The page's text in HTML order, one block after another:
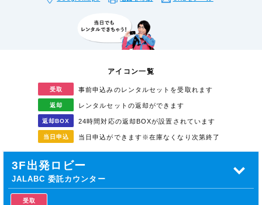
アイコン一覧
受取 事前申込みのレンタルセットを受取れます
返却 レンタルセットの返却ができます
返却BOX 24時間対応の返却BOXが設置されています
当日 申込 当日申込ができます※在庫なくなり次第終了
3F出発ロビー
JALABC 委託カウンター
受取